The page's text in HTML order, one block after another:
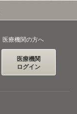
医療機関の方へ
医療機関
ログイン